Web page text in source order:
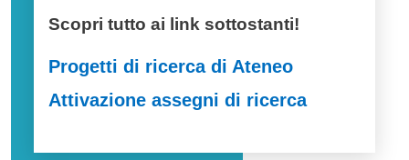
Scopri tutto ai link sottostanti!
Progetti di ricerca di Ateneo
Attivazione assegni di ricerca